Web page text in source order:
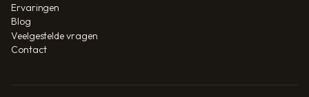
Ervaringen
Blog
Veelgestelde vragen
Contact